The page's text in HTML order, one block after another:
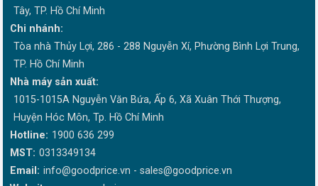
Tây, TP. Hồ Chí Minh
Chi nhánh:
Tòa nhà Thủy Lợi, 286 - 288 Nguyễn Xí, Phường Bình Lợi Trung,
TP. Hồ Chí Minh
Nhà máy sản xuất:
1015-1015A Nguyễn Văn Bứa, Ấp 6, Xã Xuân Thới Thượng,
Huyện Hóc Môn, Tp. Hồ Chí Minh
Hotline: 1900 636 299
MST: 0313349134
Email: info@goodprice.vn - sales@goodprice.vn